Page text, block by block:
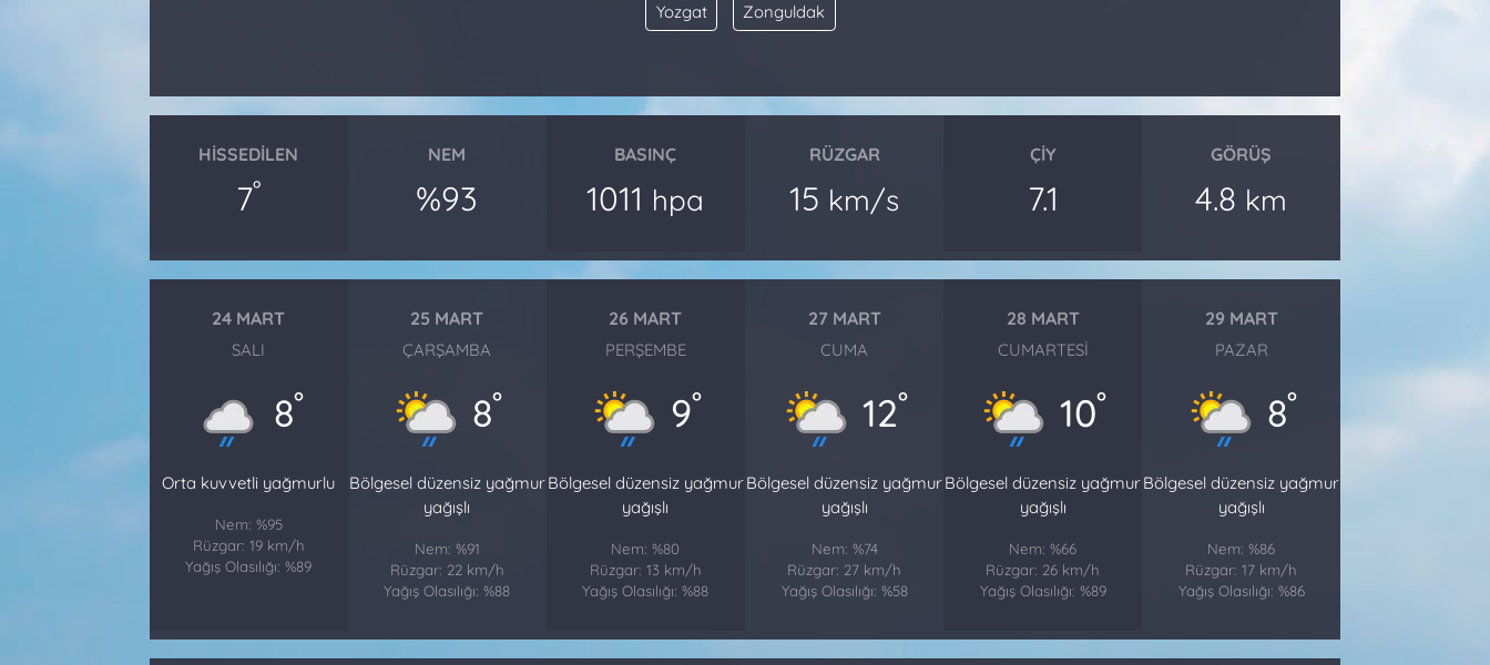
Yozgat Zonguldak
HISSEDILEN
7°
NEM
%93
BASINÇ
1011 hpa
RÜZGAR
15 km/s
ÇIY
7.1
GÖRÜŞ
4.8 km
24 MART
SALI
8°
Orta kuvvetli yağmurlu
Nem: %95
Rüzgar: 19 km/h
Yağış Olasılığı: %89
25 MART
ÇARŞAMBA
8°
Bölgesel düzensiz yağmur
yağışlı
Nem: %91
Rüzgar: 22 km/h
Yağış Olasılığı: %88
26 MART
PERŞEMBE
9°
Bölgesel düzensiz yağmur
yağışlı
Nem: %80
Rüzgar: 13 km/h
Yağış Olasılığı: %88
27 MART
CUMA
12°
Bölgesel düzensiz yağmur
yağışlı
Nem: %74
Rüzgar: 27 km/h
Yağış Olasılığı: %58
28 MART
CUMARTESI
10°
Bölgesel düzensiz yağmur
yağışlı
Nem: %66
Rüzgar: 26 km/h
Yağış Olasılığı: %89
29 MART
PAZAR
8°
Bölgesel düzensiz yağmur
yağışlı
Nem: %86
Rüzgar: 17 km/h
Yağış Olasılığı: %86